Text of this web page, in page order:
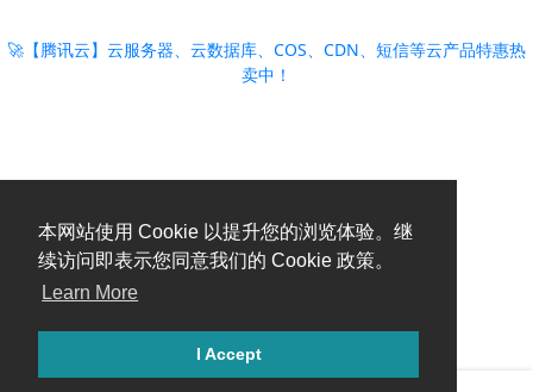
本网站使用 Cookie 以提升您的浏览体验。继
续访问即表示您同意我们的 Cookie 政策。
Learn More
I Accept
🚀【腾讯云】云服务器、云数据库、COS、CDN、短信等云产品特惠热
卖中！
糟糕，出错啦！请刷新页面重试。